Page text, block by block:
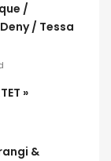
/
/ Tessa
»
&